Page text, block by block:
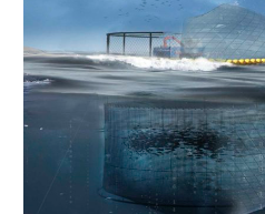
–
Design
thinking,